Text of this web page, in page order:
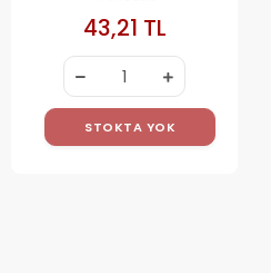
43,21 TL
STOKTA YOK